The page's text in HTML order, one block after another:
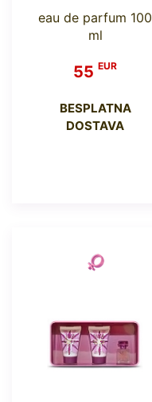
eau de parfum 100
ml
55 EUR
BESPLATNA
DOSTAVA